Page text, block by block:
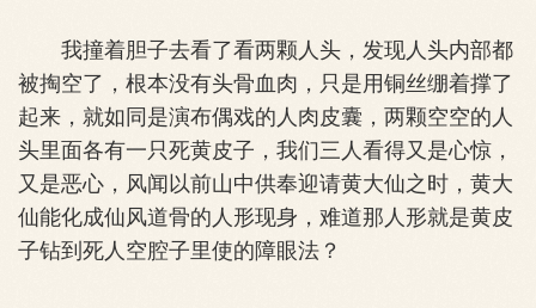
我撞着胆子去看了看两颗人头，发现人头内部都
被掏空了，根本没有头骨血肉，只是用铜丝绷着撑了
起来，就如同是演布偶戏的人肉皮囊，两颗空空的人
头里面各有一只死黄皮子，我们三人看得又是心惊，
又是恶心，风闻以前山中供奉迎请黄大仙之时，黄大
仙能化成仙风道骨的人形现身，难道那人形就是黄皮
子钻到死人空腔子里使的障眼法？